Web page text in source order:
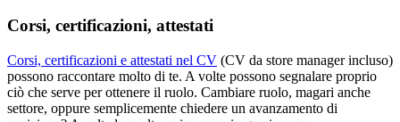
Corsi, certificazioni, attestati
Corsi, certificazioni e attestati nel CV (CV da store manager incluso)
possono raccontare molto di te. A volte possono segnalare proprio
ciò che serve per ottenere il ruolo. Cambiare ruolo, magari anche
settore, oppure semplicemente chiedere un avanzamento di